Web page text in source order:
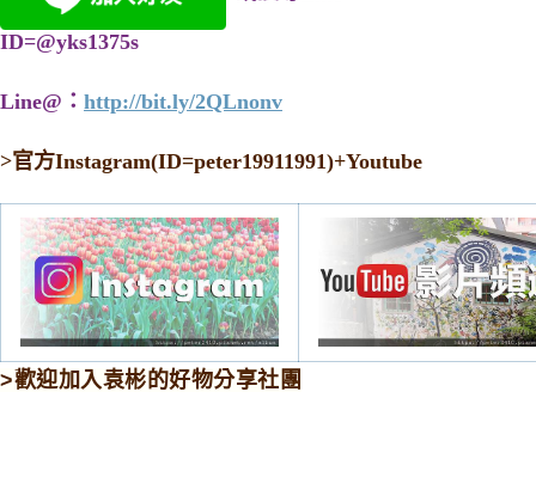
ID=@yks1375s
Line@： http://bit.ly/2QLnonv
>官方Instagram(ID=peter19911991)+Youtube
>歡迎加入袁彬的好物分享社團